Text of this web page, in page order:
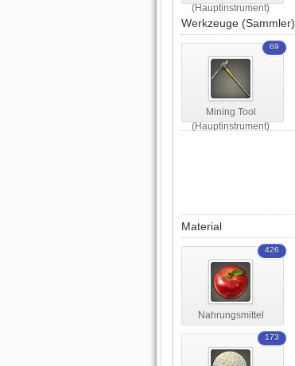
(Hauptinstrument)
Werkzeuge (Sammler)
Mining Tool
(Hauptinstrument)
69
Material
Nahrungsmittel
426
173